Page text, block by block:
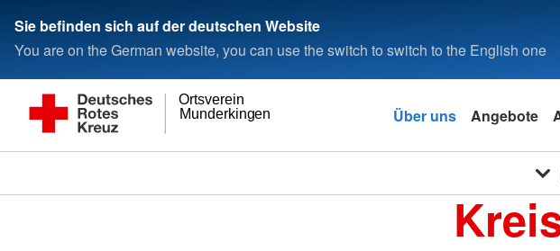
Sie befinden sich auf der deutschen Website
You are on the German website, you can use the switch to switch to the English one
Munderkingen
Ortsverein
Über uns Angebote